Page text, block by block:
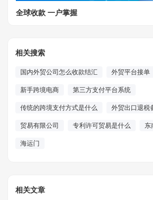
全球收款 一户掌握
相关搜索
国内外贸公司怎么收款结汇 外贸平台接单
新手跨境电商 第三方支付平台系统
传统的跨境支付方式是什么 外贸出口退税
贸易有限公司 专利许可贸易是什么 东
海运门
相关文章